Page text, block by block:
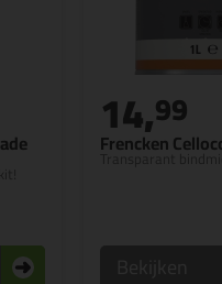
Frencken
Transparant
14,99